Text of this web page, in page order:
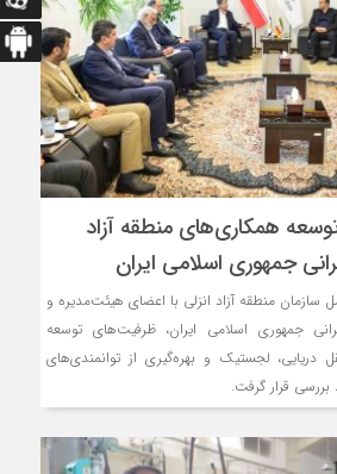
همكاری‌های منطقه آزاد
جمهوری اسلامی ایران
منطقه آزاد انزلی با اعضای هیئت‌مدیره و
جمهوری اسلامی ایران، ظرفیت‌های توسعه
دریایی، لجستیک و بهره‌گیری از توانمندی‌های
قرار گرفت.